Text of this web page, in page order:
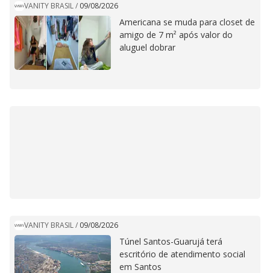
VANITY BRASIL/ 09/08/2026
Americana se muda para closet de
amigo de 7 m² após valor do
aluguel dobrar
VANITY BRASIL/ 09/08/2026
Túnel Santos-Guarujá terá
escritório de atendimento social
em Santos